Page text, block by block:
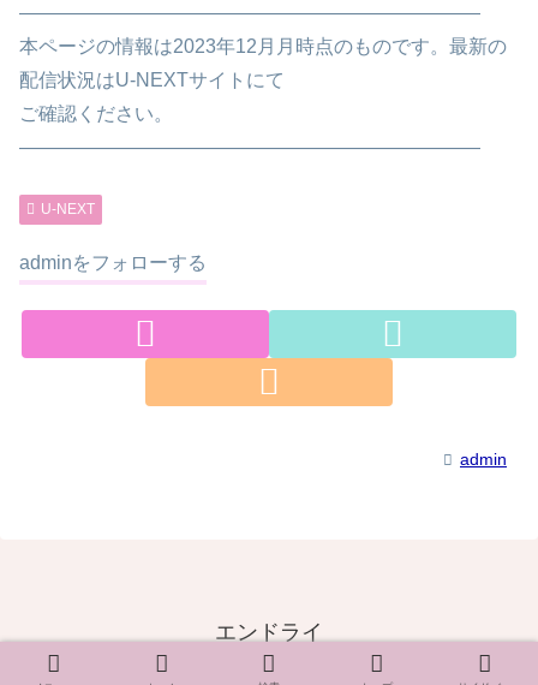
————————————————————————
本ページの情報は2023年12月月時点のものです。最新の
配信状況はU-NEXTサイトにて
ご確認ください。
————————————————————————
U-NEXT
adminをフォローする
admin
エンドライ
© 2020 エンドライ.